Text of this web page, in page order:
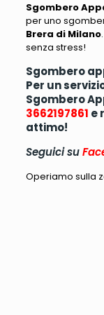
Sgombero
per uno
Brera di Milano
senza stress!
Sgombero
Per un
Sgombero
3662197861 e
attimo!
Seguici su
Operiamo sulla